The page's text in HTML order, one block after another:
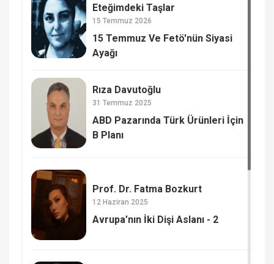
Eteğimdeki Taşlar
15 Temmuz 2026
15 Temmuz Ve Fetö'nün Siyasi
Ayağı
Rıza Davutoğlu
31 Temmuz 2025
ABD Pazarında Türk Ürünleri İçin
B Planı
Prof. Dr. Fatma Bozkurt
12 Haziran 2025
Avrupa’nın İki Dişi Aslanı - 2